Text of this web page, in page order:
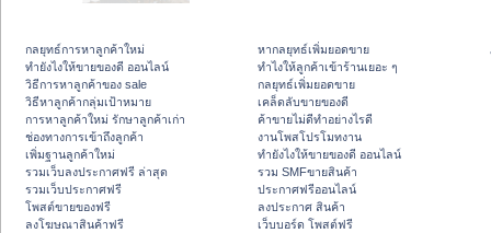
กลยุทธ์การหาลูกค้าใหม่
ทํายังไงให้ขายของดี ออนไลน์
วิธีการหาลูกค้าของ sale
วิธีหาลูกค้ากลุ่มเป้าหมาย
การหาลูกค้าใหม่ รักษาลูกค้าเก่า
ช่องทางการเข้าถึงลูกค้า
เพิ่มฐานลูกค้าใหม่
รวมเว็บลงประกาศฟรี ล่าสุด
รวมเว็บประกาศฟรี
โพสต์ขายของฟรี
ลงโฆษณาสินค้าฟรี
หากลยุทธ์เพิ่มยอดขาย
ทําไงให้ลูกค้าเข้าร้านเยอะ ๆ
กลยุทธ์เพิ่มยอดขาย
เคล็ดลับขายของดี
ค้าขายไม่ดีทำอย่างไรดี
งานโพสโปรโมทงาน
ทํายังไงให้ขายของดี ออนไลน์
รวม SMFขายสินค้า
ประกาศฟรีออนไลน์
ลงประกาศ สินค้า
เว็บบอร์ด โพสต์ฟรี